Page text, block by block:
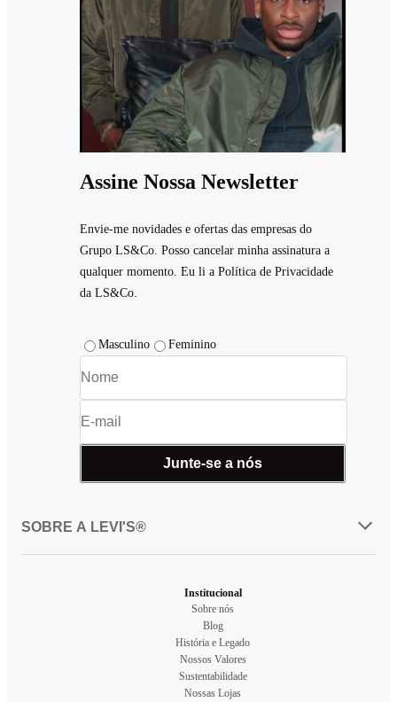
Assine Nossa Newsletter
Envie-me novidades e ofertas das empresas do
Grupo LS&Co. Posso cancelar minha assinatura a
qualquer momento. Eu li a Política de Privacidade
da LS&Co.
Masculino Feminino
Junte-se a nós
SOBRE A LEVI'S®
Institucional
Sobre nós
Blog
História e Legado
Nossos Valores
Sustentabilidade
Nossas Lojas